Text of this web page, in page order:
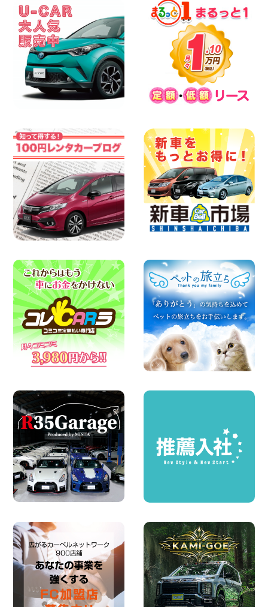
100円レンタカー 杉戸
2026年08月06日
今週末空きあります◎ カーシェア 墨田文
花店 東京都 墨田文花店
100円レンタカー 墨田文花
2026年08月06日
当社在庫車紹介【軽トラ】ハイゼットト
ラック 神奈川県 横浜旭南本宿町店
100円レンタカー 横浜旭南本宿町
2026年08月06日
のお知らせ!! 神奈川県 横浜弥生台店
100円レンタカー 横浜弥生台
2026年08月06日
ハイエースワゴンGL!!クルーズコントロ
ールが付いている〜!! 福島県 福島笹木野
店
100円レンタカー 福島笹木野
2026年08月05日
※※超格安日額5,800円※※荷物運びに最適
の軽バンのレンタカー!! 出雲ドーム前店
島根県 出雲ドーム前店
2026年08月05日
人気のスペイドワゴン ライトブルーで登
場です! 東京都 羽田空港店
100円レンタカー 羽田空港
2026年08月04日
お引越しに便利で最適!(禁煙車両) 香川県
坂出川津店
100円レンタカー 坂出川津
2026年08月04日
ちょっとそこまで。もっと気軽に 埼玉県
100円レンタカー 西武秩父駅前
圧倒的な存在感!【トヨタ・メガクルーザ
ー】を体感できるチャンスです! 千葉県
千葉北店
100円レンタカー 千葉北
2026年08月03日
★五所川原の夏を100円レンタカーで満
喫しよう!★ 青森県 五所川原店